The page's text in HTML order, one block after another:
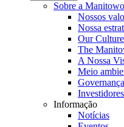
Sobre a
Nossos
Nossa
Our Culture
The
A Nossa
Meio
Governança
Investidores
Informação
Notícias